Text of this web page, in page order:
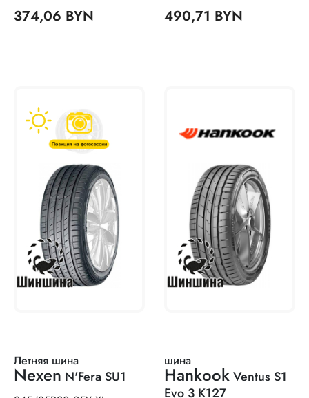
374,06 BYN 490,71 BYN
Летняя шина
Nexen N'Fera SU1
шина
Hankook Ventus S1
Evo 3 K127